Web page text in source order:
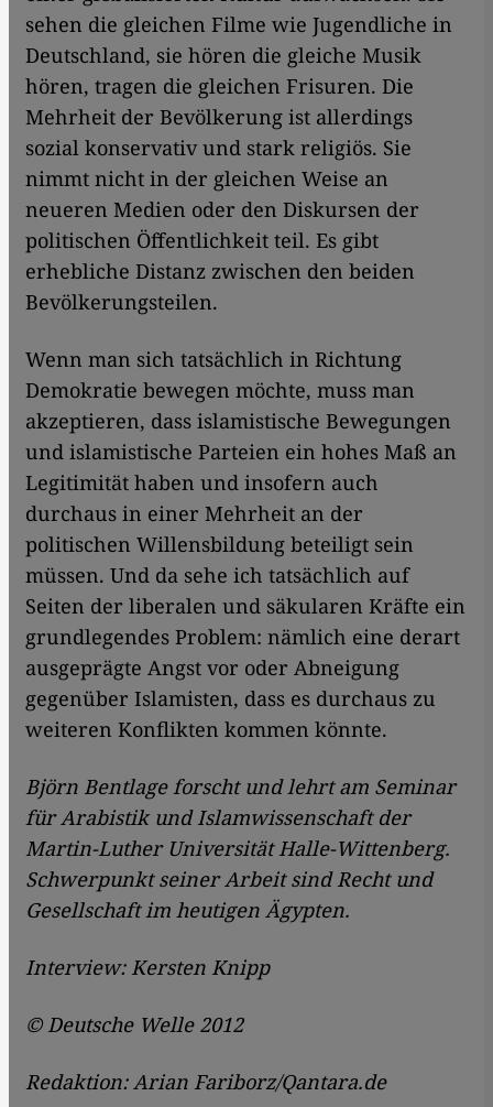
sehen die gleichen Filme wie Jugendliche in
Deutschland, sie hören die gleiche Musik
hören, tragen die gleichen Frisuren. Die
Mehrheit der Bevölkerung ist allerdings
sozial konservativ und stark religiös. Sie
nimmt nicht in der gleichen Weise an
neueren Medien oder den Diskursen der
politischen Öffentlichkeit teil. Es gibt
erhebliche Distanz zwischen den beiden
Bevölkerungsteilen.
Wenn man sich tatsächlich in Richtung
Demokratie bewegen möchte, muss man
akzeptieren, dass islamistische Bewegungen
und islamistische Parteien ein hohes Maß an
Legitimität haben und insofern auch
durchaus in einer Mehrheit an der
politischen Willensbildung beteiligt sein
müssen. Und da sehe ich tatsächlich auf
Seiten der liberalen und säkularen Kräfte ein
grundlegendes Problem: nämlich eine derart
ausgeprägte Angst vor oder Abneigung
gegenüber Islamisten, dass es durchaus zu
weiteren Konflikten kommen könnte.
Björn Bentlage forscht und lehrt am Seminar
für Arabistik und Islamwissenschaft der
Martin-Luther Universität Halle-Wittenberg.
Schwerpunkt seiner Arbeit sind Recht und
Gesellschaft im heutigen Ägypten.
Interview: Kersten Knipp
© Deutsche Welle 2012
Redaktion: Arian Fariborz/Qantara.de